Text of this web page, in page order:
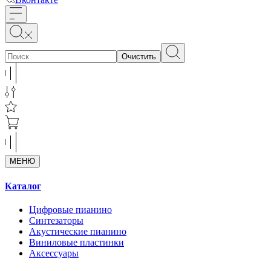
Очистить
МЕНЮ
Каталог
Цифровые пианино
Синтезаторы
Акустические пианино
Виниловые пластинки
Аксессуары